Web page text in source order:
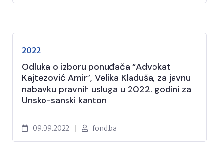
2022
Odluka o izboru ponuđača “Advokat
Kajtezović Amir”, Velika Kladuša, za javnu
nabavku pravnih usluga u 2022. godini za
Unsko-sanski kanton
09.09.2022 fond.ba